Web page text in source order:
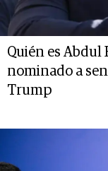
Quién es Abdul
nominado a
Trump